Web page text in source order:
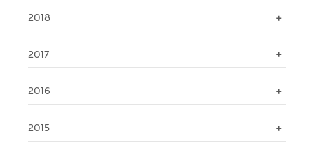
2018
2017
2016
2015